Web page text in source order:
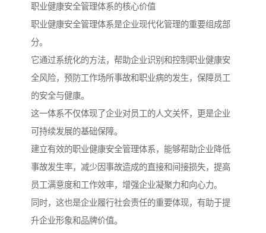
职业健康安全管理体系的核心价值
职业健康安全管理体系是企业现代化管理的重要组成部
分。
它通过系统化的方法，帮助企业识别和控制职业健康安
全风险，预防工作场所事故和职业病的发生，保障员工
的安全与健康。
这一体系不仅体现了企业对员工的人文关怀，更是企业
可持续发展的基础保障。
建立有效的职业健康安全管理体系，能够帮助企业降低
事故发生率，减少因事故造成的直接和间接损失，提高
员工满意度和工作效率，增强企业凝聚力和向心力。
同时，这也是企业履行社会责任的重要体现，有助于提
升企业形象和品牌价值。